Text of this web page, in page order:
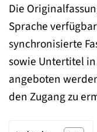
Die
Sprache
synchronisierte
sowie Untertitel
angeboten
den Zugang zu